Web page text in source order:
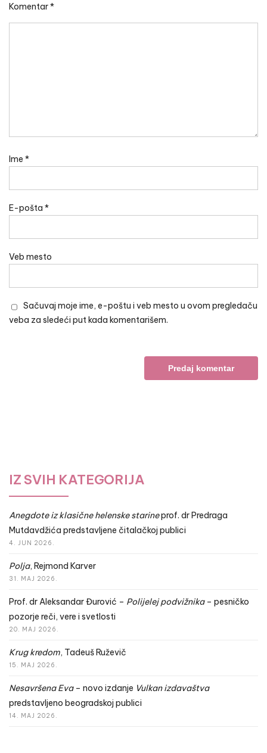
Komentar*
Ime *
E-pošta *
Veb mesto
Sačuvaj moje ime, e-poštu i veb mesto u ovom pregledaču
veba za sledeći put kada komentarišem.
IZ SVIH KATEGORIJA
Anegdote iz klasične helenske starineprof. dr Predraga
Mutdavdžića predstavljene čitalačkoj publici
4. JUN 2026.
Polja, Rejmond Karver
31. MAJ 2026.
Prof. dr Aleksandar Đurović – Polijelej podvižnika– pesničko
pozorje reči, vere i svetlosti
20. MAJ 2026.
Krug kredom, Tadeuš Ruževič
15. MAJ 2026.
Nesavršena Eva– novo izdanje Vulkan izdavaštva
predstavljeno beogradskoj publici
14. MAJ 2026.